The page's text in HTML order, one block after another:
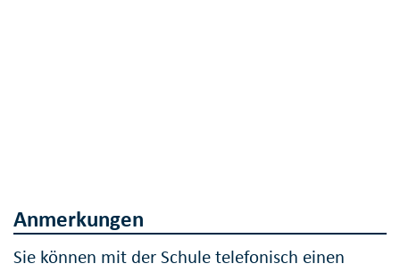
Anmerkungen
Sie können mit der Schule telefonisch einen